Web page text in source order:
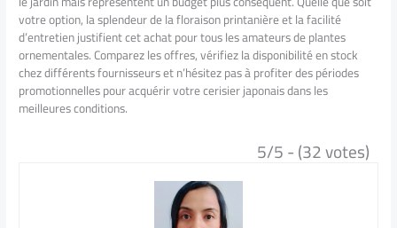
votre option, la splendeur de la floraison printanière et la facilité
d’entretien justifient cet achat pour tous les amateurs de plantes
ornementales. Comparez les offres, vérifiez la disponibilité en stock
chez différents fournisseurs et n’hésitez pas à profiter des périodes
promotionnelles pour acquérir votre cerisier japonais dans les
meilleures conditions.
5/5 - (32 votes)